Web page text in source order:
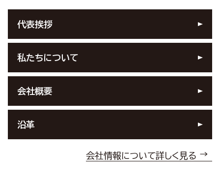
代表挨拶
私たちについて
会社概要
沿革
会社情報について詳しく見る